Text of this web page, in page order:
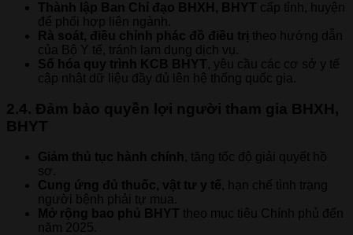
Thành lập Ban Chỉ đạo BHXH, BHYT cấp tỉnh, huyện
để phối hợp liên ngành.
Rà soát, điều chỉnh phác đồ điều trị theo hướng dẫn
của Bộ Y tế, tránh lạm dụng dịch vụ.
Số hóa quy trình KCB BHYT, yêu cầu các cơ sở y tế
cập nhật dữ liệu đầy đủ lên hệ thống quốc gia.
2.4. Đảm bảo quyền lợi người tham gia BHXH,
BHYT
Giảm thủ tục hành chính , tăng tốc độ giải quyết hồ
sơ.
Cung ứng đủ thuốc, vật tư y tế, hạn chế tình trạng
người bệnh phải tự mua.
Mở rộng bao phủ BHYT theo mục tiêu Chính phủ đến
năm 2025.